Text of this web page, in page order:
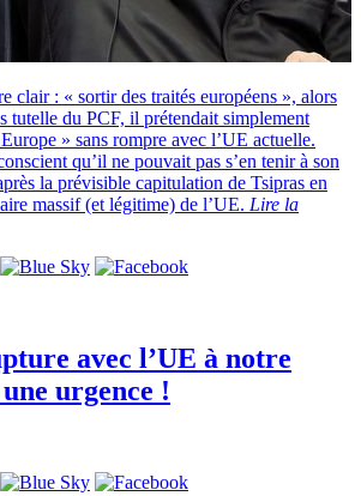
clair : « sortir des traités européens », alors
tutelle du PCF, il prétendait simplement
» sans rompre avec l’UE actuelle.
qu’il ne pouvait pas s’en tenir à son
la prévisible capitulation de Tsipras en
massif (et légitime) de l’UE. Lire la
avec l’UE à notre
urgence !